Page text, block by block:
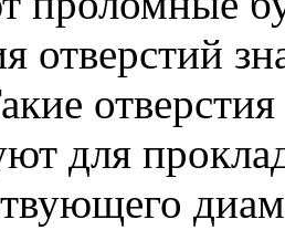
отверстий
для